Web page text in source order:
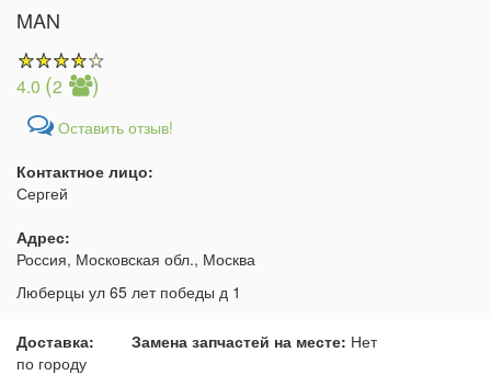
MAN
4.0 (2 )
Оставить отзыв!
Контактное лицо:
Сергей
Адрес:
Россия, Московская обл., Москва
Люберцы ул 65 лет победы д 1
Доставка:
по городу
Замена запчастей на месте: Нет